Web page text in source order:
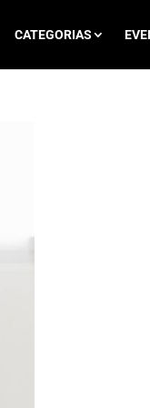
CATEGORIAS